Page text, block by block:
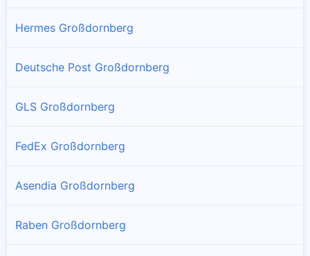
Hermes Großdornberg
Deutsche Post Großdornberg
GLS Großdornberg
FedEx Großdornberg
Asendia Großdornberg
Raben Großdornberg